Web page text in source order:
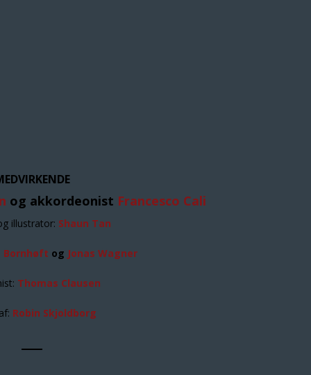
og akkordeonist Francesco Cali
illustrator: Shaun Tan
Bornhøft og Jonas Wagner
Thomas Clausen
Robin Skjoldborg